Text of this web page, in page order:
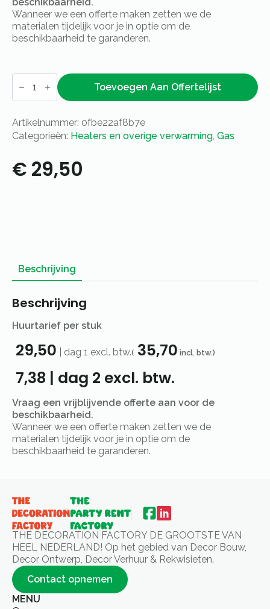
Wanneer we een offerte maken zetten we de
materialen tijdelijk voor je in optie om de
beschikbaarheid te garanderen.
Verwarmer
gas
Toevoegen Aan Offertelijst
Artikelnummer: 0fbe22af8b7e
Categorieën: Heaters en overige verwarming, Gas
€ 29,50
Beschrijving
Beschrijving
Huurtarief per stuk
29,50 dag 1 excl. btw.( 35,70 incl. btw.)
7,38 | dag 2 excl. btw.
Vraag een vrijblijvende offerte aan voor de
beschikbaarheid.
Wanneer we een offerte maken zetten we de
materialen tijdelijk voor je in optie om de
beschikbaarheid te garanderen.
THE DECORATION FACTORY DE GROOTSTE VAN
HEEL NEDERLAND! Op het gebied van Decor Bouw,
Decor Ontwerp, Decor Verhuur & Rekwisieten.
Contact opnemen
MENU